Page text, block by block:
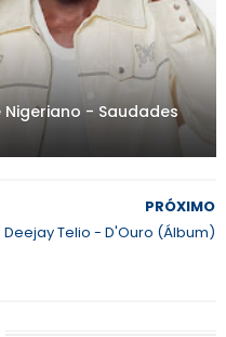
- Saudades
PRÓXIMO
Deejay Telio - D'Ouro (Álbum)